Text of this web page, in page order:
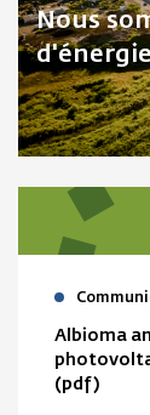
Nous
Albioma
(pdf)